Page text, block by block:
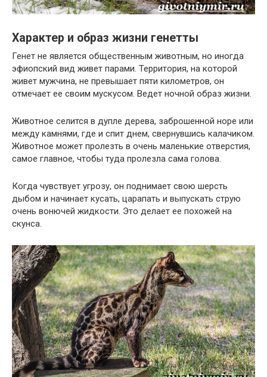
Характер и образ жизни генетты
Генет не является общественным животным, но иногда
эфиопский вид живет парами. Территория, на которой
живет мужчина, не превышает пяти километров, он
отмечает ее своим мускусом. Ведет ночной образ жизни.
Животное селится в дупле дерева, заброшенной норе или
между камнями, где и спит днем, свернувшись калачиком.
Животное может пролезть в очень маленькие отверстия,
самое главное, чтобы туда пролезла сама голова.
Когда чувствует угрозу, он поднимает свою шерсть
дыбом и начинает кусать, царапать и выпускать струю
очень вонючей жидкости. Это делает ее похожей на
скунса.